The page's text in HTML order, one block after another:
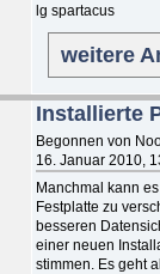
lg spartacus
weitere
Installierte
Begonnen von
16. Januar 2010,
Manchmal kann
Festplatte zu
besseren
einer neuen
stimmen. Es geht